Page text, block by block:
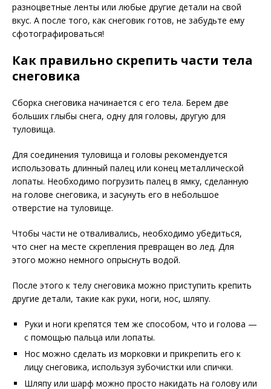
разноцветные ленты или любые другие детали на свой
вкус. А после того, как снеговик готов, не забудьте ему
сфотографироваться!
Как правильно скрепить части тела
снеговика
Сборка снеговика начинается с его тела. Берем две
больших глыбы снега, одну для головы, другую для
туловища.
Для соединения туловища и головы рекомендуется
использовать длинный палец или конец металлической
лопаты. Необходимо погрузить палец в ямку, сделанную
на голове снеговика, и засунуть его в небольшое
отверстие на туловище.
Чтобы части не отваливались, необходимо убедиться,
что снег на месте скрепления превращен во лед. Для
этого можно немного опрыснуть водой.
После этого к телу снеговика можно приступить крепить
другие детали, такие как руки, ноги, нос, шляпу.
Руки и ноги крепятся тем же способом, что и голова —
с помощью пальца или лопаты.
Нос можно сделать из морковки и прикрепить его к
лицу снеговика, используя зубочистки или спички.
Шляпу или шарф можно просто накидать на голову или